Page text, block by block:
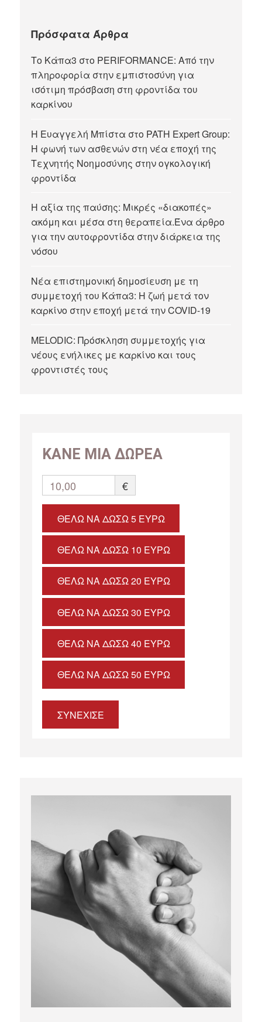
Πρόσφατα Άρθρα
Το Κάπα3 στο PERIFORMANCE: Από την
πληροφορία στην εμπιστοσύνη για
ισότιμη πρόσβαση στη φροντίδα του
καρκίνου
Η Ευαγγελή Μπίστα στο PATH Expert Group:
Η φωνή των ασθενών στη νέα εποχή της
Τεχνητής Νοημοσύνης στην ογκολογική
φροντίδα
Η αξία της παύσης: Μικρές «διακοπές»
ακόμη και μέσα στη θεραπεία.Ένα άρθρο
για την αυτοφροντίδα στην διάρκεια της
νόσου
Νέα επιστημονική δημοσίευση με τη
συμμετοχή του Κάπα3: Η ζωή μετά τον
καρκίνο στην εποχή μετά την COVID-19
MELODIC: Πρόσκληση συμμετοχής για
νέους ενήλικες με καρκίνο και τους
φροντιστές τους
ΚΑΝΕ ΜΙΑ ΔΩΡΕΑ
10,00 €
ΘΈΛΩ ΝΑ ΔΏΣΩ 5 ΕΥΡΏ
ΘΈΛΩ ΝΑ ΔΏΣΩ 10 ΕΥΡΏ
ΘΈΛΩ ΝΑ ΔΏΣΩ 20 ΕΥΡΏ
ΘΈΛΩ ΝΑ ΔΏΣΩ 30 ΕΥΡΏ
ΘΈΛΩ ΝΑ ΔΏΣΩ 40 ΕΥΡΏ
ΘΈΛΩ ΝΑ ΔΏΣΩ 50 ΕΥΡΏ
ΣΥΝΕΧΙΣΕ